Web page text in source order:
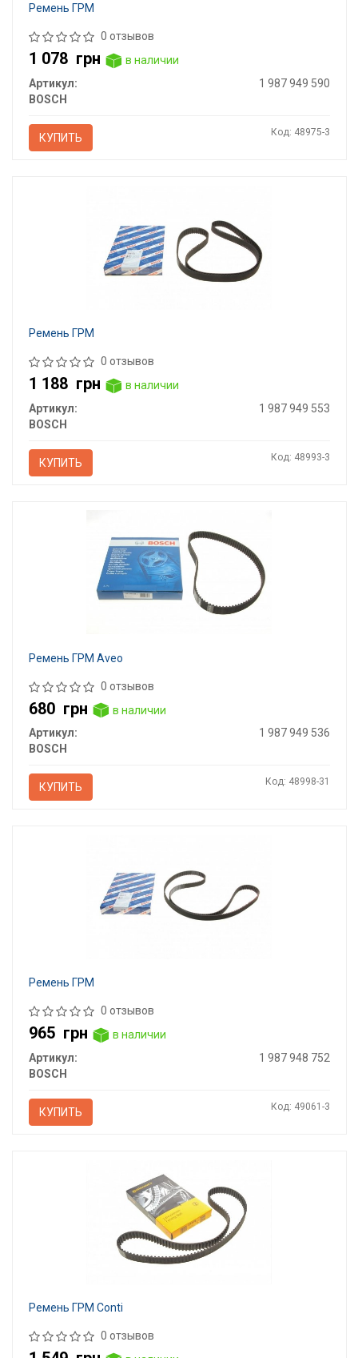
Ремень ГРМ
0 отзывов
1 078 грн
в наличии
Артикул:
1 987 949 590
BOSCH
КУПИТЬ Код: 48975-3
Ремень ГРМ
0 отзывов
1 188 грн
в наличии
Артикул:
1 987 949 553
BOSCH
КУПИТЬ Код: 48993-3
Ремень ГРМ Aveo
0 отзывов
680 грн
в наличии
Артикул:
1 987 949 536
BOSCH
КУПИТЬ Код: 48998-31
Ремень ГРМ
0 отзывов
965 грн
в наличии
Артикул:
1 987 948 752
BOSCH
КУПИТЬ Код: 49061-3
Ремень ГРМ Conti
0 отзывов